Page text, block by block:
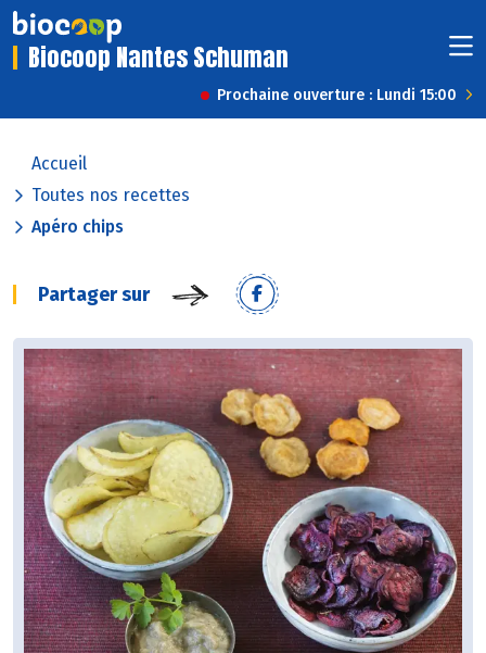
Biocoop Nantes Schuman
Prochaine ouverture : Lundi 15:00
Accueil
Toutes nos recettes
Apéro chips
Partager sur